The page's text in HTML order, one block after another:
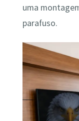
uma
parafuso.